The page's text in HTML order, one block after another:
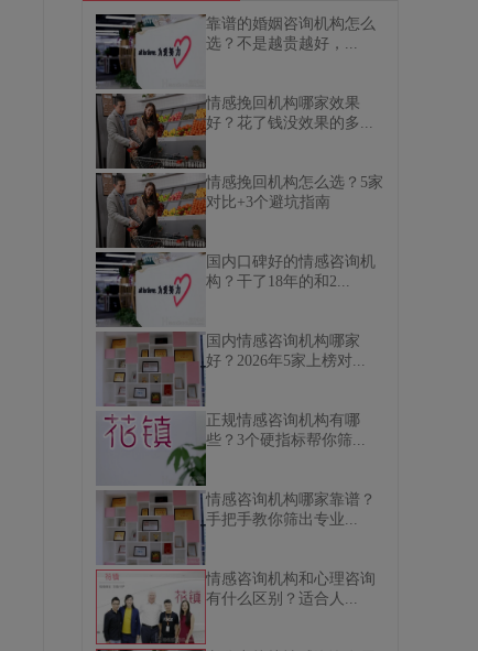
靠谱的婚姻咨询机构怎么
选？不是越贵越好，...
情感挽回机构哪家效果
好？花了钱没效果的多...
情感挽回机构怎么选？5家
对比+3个避坑指南
国内口碑好的情感咨询机
构？干了18年的和2...
国内情感咨询机构哪家
好？2026年5家上榜对...
正规情感咨询机构有哪
些？3个硬指标帮你筛...
情感咨询机构哪家靠谱？
手把手教你筛出专业...
情感咨询机构和心理咨询
有什么区别？适合人...